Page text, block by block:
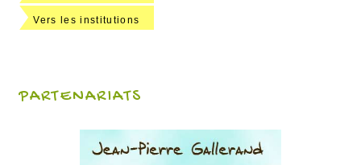
Vers les institutions
PARTENARIATS